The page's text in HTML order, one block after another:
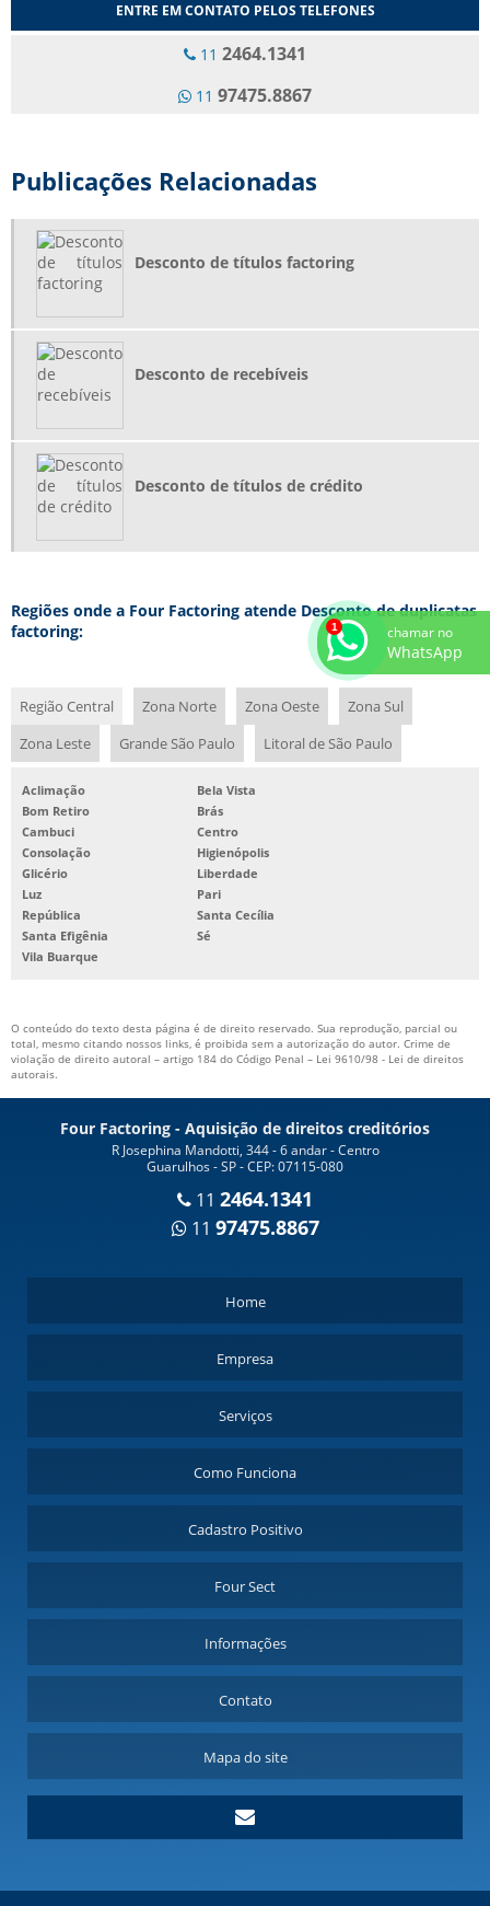
EMPRESAS DE FOMENTO MERCANTIL EM SP
FACTORING ANTECIPAÇÃO DE RECEBÍVEIS
FACTORING DESCONTO DE CHEQUES
FACTORING EM SÃO PAULO
FACTORING EM SP
FACTORING FOMENTO COMERCIAL
FACTORING FOMENTO MERCANTIL
FOMENTO COMERCIAL E FACTORING
FOMENTO MERCANTIL
FOMENTO MERCANTIL EM SP
FOMENTO SAO PAULO
INSTITUIÇÕES DE FACTORING
MAIORES EMPRESAS DE FOMENTO MERCANTIL
PRESTADOR DE SERVIÇOS FACTORING
SECURITIZAÇÃO DE RECEBÍVEIS
SECURITIZADORA E FACTORING
SECURITIZADORA EM GUARULHOS
SECURITIZADORA EM SAO PAULO
SECURITIZADORAS EM SP
SERVIÇO FACTORING
ENTRE EM CONTATO PELOS TELEFONES
11 2464.1341
11 97475.8867
Publicações Relacionadas
Desconto de títulos factoring
Desconto de recebíveis
Desconto de títulos de crédito
Regiões onde a Four Factoring atende Desconto de duplicatas
factoring:
Região Central Zona Norte Zona Oeste
Zona Sul
Zona Leste
Grande São Paulo Litoral de São Paulo
Aclimação
Bela Vista
Bom Retiro
Brás
Cambuci
Centro
Consolação
Higienópolis
Glicério
Liberdade
Luz
Pari
República
Santa Cecília
Santa Efigênia
Sé
Vila Buarque
O conteúdo do texto desta página é de direito reservado. Sua reprodução, parcial ou
total, mesmo citando nossos links, é proibida sem a autorização do autor. Crime de
violação de direito autoral – artigo 184 do Código Penal – Lei 9610/98 - Lei de direitos
autorais.
Four Factoring - Aquisição de direitos creditórios
R Josephina Mandotti, 344 - 6 andar - Centro
Guarulhos - SP - CEP: 07115-080
11 2464.1341
11 97475.8867
Home
Empresa
Serviços
Como Funciona
Cadastro Positivo
Four Sect
Informações
Contato
Mapa do site
chamar no
WhatsApp